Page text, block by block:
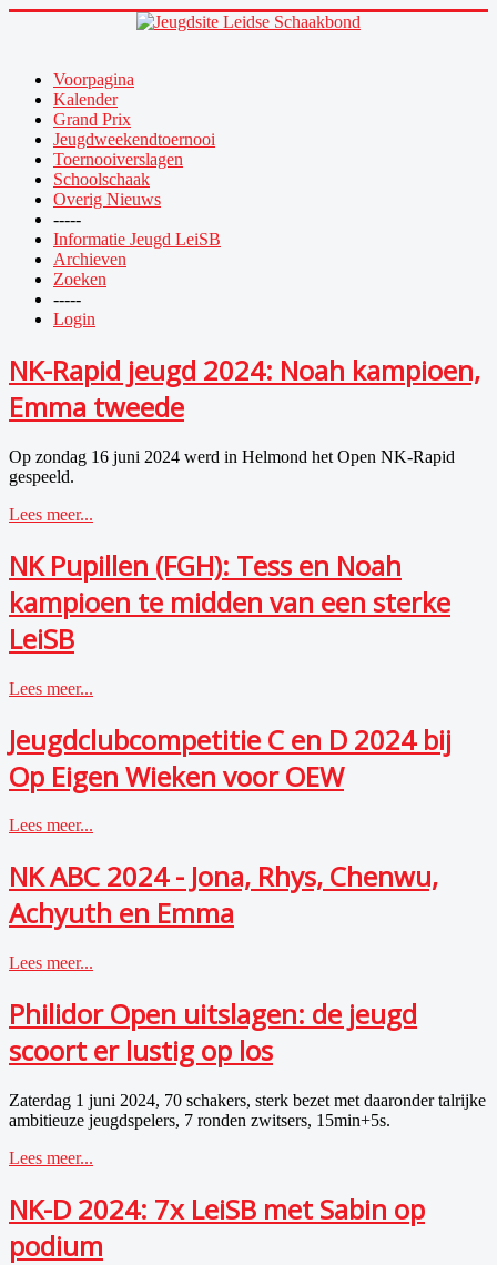
Voorpagina
Kalender
Grand Prix
Jeugdweekendtoernooi
Toernooiverslagen
Schoolschaak
Overig Nieuws
-----
Informatie Jeugd LeiSB
Archieven
Zoeken
-----
Login
NK-Rapid jeugd 2024: Noah kampioen,
Emma tweede
Op zondag 16 juni 2024 werd in Helmond het Open NK-Rapid
gespeeld.
Lees meer...
NK Pupillen (FGH): Tess en Noah
kampioen te midden van een sterke
LeiSB
Lees meer...
Jeugdclubcompetitie C en D 2024 bij
Op Eigen Wieken voor OEW
Lees meer...
NK ABC 2024 - Jona, Rhys, Chenwu,
Achyuth en Emma
Lees meer...
Philidor Open uitslagen: de jeugd
scoort er lustig op los
Zaterdag 1 juni 2024, 70 schakers, sterk bezet met daaronder talrijke
ambitieuze jeugdspelers, 7 ronden zwitsers, 15min+5s.
Lees meer...
NK-D 2024: 7x LeiSB met Sabin op
podium